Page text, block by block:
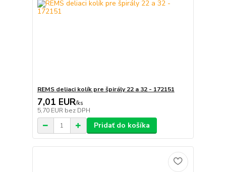
REMS deliaci kolík pre špirály 22 a 32 - 172151
7,01 EUR/ks
5,70 EUR bez DPH
Pridať do košíka